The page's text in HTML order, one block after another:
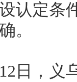
认定条
。
，义